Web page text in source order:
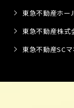
東急不動産ホー
東急不動産株式
東急不動産SC